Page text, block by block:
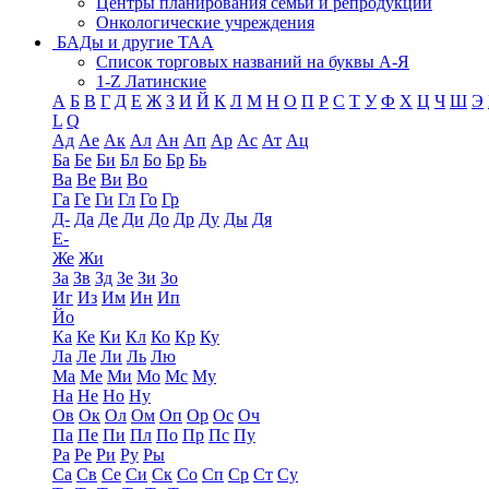
Онкологические учреждения
БАДы и другие ТАА
Список торговых названий на буквы А-Я
1-Z Латинские
А Б В Г Д Е Ж З И Й К Л М Н О П Р С Т У Ф Х Ц Ч Ш Э
L Q
Ад Ае Ак Ал Ан Ап Ар Ас Ат Ац
Ба Бе Би Бл Бо Бр Бь
Ва Ве Ви Во
Га Ге Ги Гл Го Гр
Д- Да Де Ди До Др Ду Ды Дя
Е-
Же Жи
За Зв Зд Зе Зи Зо
Иг Из Им Ин Ип
Йо
Ка Ке Ки Кл Ко Кр Ку
Ла Ле Ли Ль Лю
Ма Ме Ми Мо Мс Му
На Не Но Ну
Ов Ок Ол Ом Оп Ор Ос Оч
Па Пе Пи Пл По Пр Пс Пу
Ра Ре Ри Ру Ры
Са Св Се Си Ск Со Сп Ср Ст Су